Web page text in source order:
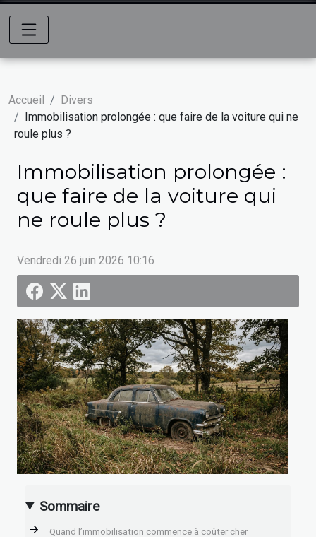
Accueil
Divers
Immobilisation prolongée : que faire de la voiture qui ne
roule plus ?
Immobilisation prolongée :
que faire de la voiture qui
ne roule plus ?
Vendredi 26 juin 2026 10:16
Sommaire
Quand l’immobilisation commence à coûter cher